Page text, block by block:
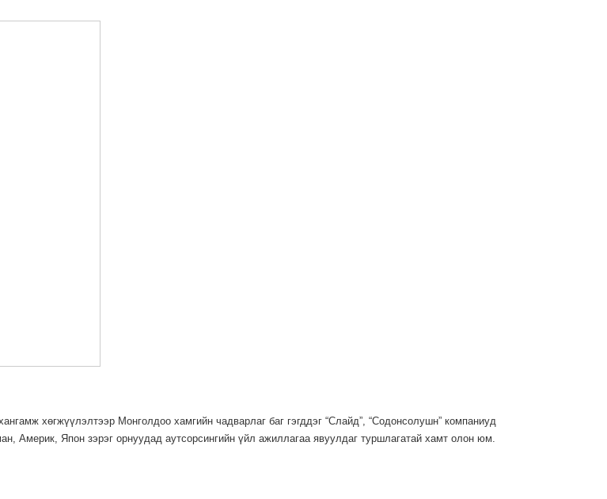
хөгжүүлэлтээр Монголдоо хамгийн чадварлаг баг гэгддэг “Слайд”, “Содонсолушн” компаниуд
Америк, Япон зэрэг орнуудад аутсорсингийн үйл ажиллагаа явуулдаг туршлагатай хамт олон юм.